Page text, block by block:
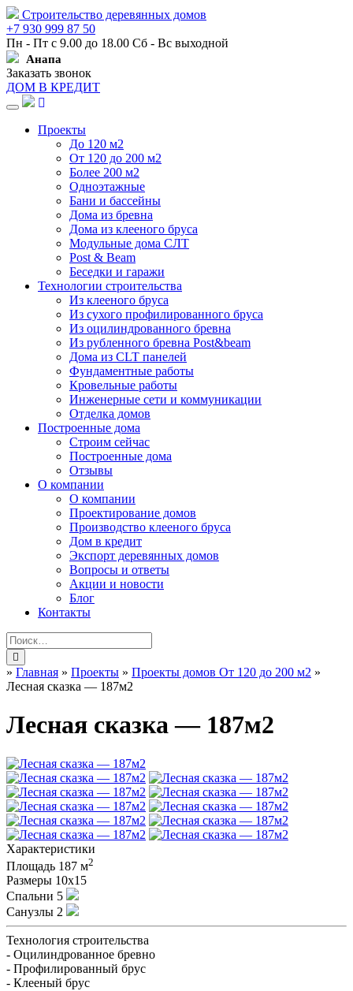
Строительство деревянных домов
+7 930 999 87 50
Пн - Пт с 9.00 до 18.00 Сб - Вс выходной
Анапа
Заказать звонок
ДОМ В КРЕДИТ
Навигация
Проекты
До 120 м2
От 120 до 200 м2
Более 200 м2
Одноэтажные
Бани и бассейны
Дома из бревна
Дома из клееного бруса
Модульные дома СЛТ
Post & Beam
Беседки и гаражи
Технологии строительства
Из клееного бруса
Из сухого профилированного бруса
Из оцилиндрованного бревна
Из рубленного бревна Post&beam
Дома из CLT панелей
Фундаментные работы
Кровельные работы
Инженерные сети и коммуникации
Отделка домов
Построенные дома
Строим сейчас
Построенные дома
Отзывы
О компании
О компании
Проектирование домов
Производство клееного бруса
Дом в кредит
Экспорт деревянных домов
Вопросы и ответы
Акции и новости
Блог
Контакты
» Главная » Проекты » Проекты домов От 120 до 200 м2 »
Лесная сказка — 187м2
Лесная сказка — 187м2
Характеристики
Площадь 187 м2
Размеры 10х15
Спальни 5
Санузлы 2
Технология строительства
- Оцилиндрованное бревно
- Профилированный брус
- Клееный брус